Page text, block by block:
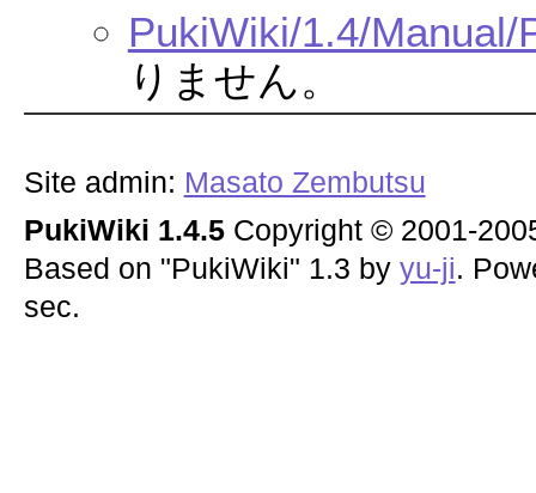
PukiWiki/1.4/Manual/
りません。
Site admin: Masato Zembutsu
PukiWiki 1.4.5Copyright © 2001-
Based on "PukiWiki" 1.3 by yu-ji.
sec.